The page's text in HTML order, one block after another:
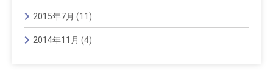
2015年7月 (11)
2014年11月 (4)